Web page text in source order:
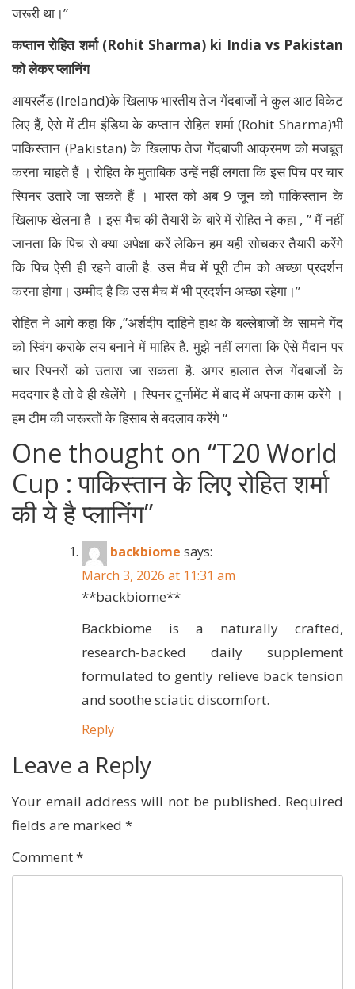
जरूरी था।”
कप्तान रोहित शर्मा (Rohit Sharma) ki India vs Pakistan
को लेकर प्लानिंग
आयरलैंड (Ireland)के खिलाफ भारतीय तेज गेंदबाजों ने कुल आठ विकेट
लिए हैं, ऐसे में टीम इंडिया के कप्तान रोहित शर्मा (Rohit Sharma)भी
पाकिस्तान (Pakistan) के खिलाफ तेज गेंदबाजी आक्रमण को मजबूत
करना चाहते हैं । रोहित के मुताबिक उन्हें नहीं लगता कि इस पिच पर चार
स्पिनर उतारे जा सकते हैं । भारत को अब 9 जून को पाकिस्तान के
खिलाफ खेलना है । इस मैच की तैयारी के बारे में रोहित ने कहा , ” मैं नहीं
जानता कि पिच से क्या अपेक्षा करें लेकिन हम यही सोचकर तैयारी करेंगे
कि पिच ऐसी ही रहने वाली है. उस मैच में पूरी टीम को अच्छा प्रदर्शन
करना होगा। उम्मीद है कि उस मैच में भी प्रदर्शन अच्छा रहेगा।”
रोहित ने आगे कहा कि ,”अर्शदीप दाहिने हाथ के बल्लेबाजों के सामने गेंद
को स्विंग कराके लय बनाने में माहिर है. मुझे नहीं लगता कि ऐसे मैदान पर
चार स्पिनरों को उतारा जा सकता है. अगर हालात तेज गेंदबाजों के
मददगार है तो वे ही खेलेंगे । स्पिनर टूर्नामेंट में बाद में अपना काम करेंगे ।
हम टीम की जरूरतों के हिसाब से बदलाव करेंगे “
One thought on “T20 World
Cup : पाकिस्तान के लिए रोहित शर्मा
की ये है प्लानिंग”
backbiome says:
March 3, 2026 at 11:31 am
**backbiome**
Backbiome is a naturally crafted,
research-backed daily supplement
formulated to gently relieve back tension
and soothe sciatic discomfort.
Reply
Leave a Reply
Your email address will not be published. Required
fields are marked *
Comment*